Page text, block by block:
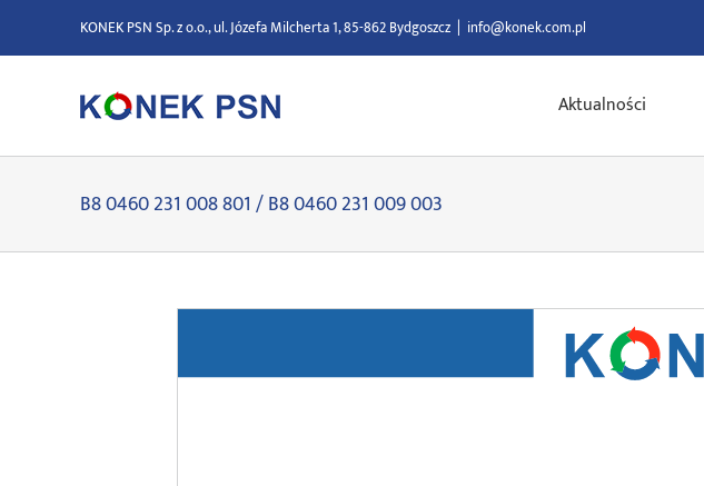
zawartości
KONEK PSN Sp. z o.o., ul. Józefa Milcherta 1, 85-862 Bydgoszcz | info@konek.com.pl
Aktualności
B8 0460 231 008 801 / B8 0460 231 009 003